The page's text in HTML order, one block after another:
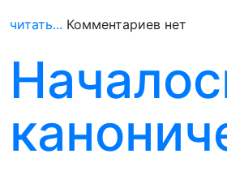
читать... Комментариев нет